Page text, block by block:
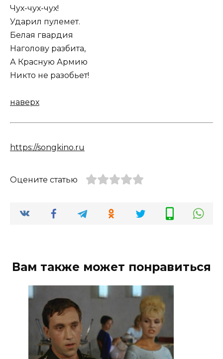
Чух-чух-чух!
Ударил пулемет.
Белая гвардия
Наголову разбита,
А Красную Армию
Никто не разобьет!
наверх
https://songkino.ru
Оцените статью
Вам также может понравиться